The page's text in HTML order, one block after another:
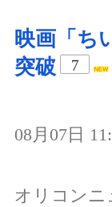
映画「ち
突破
7
08月07日
オリコンニ